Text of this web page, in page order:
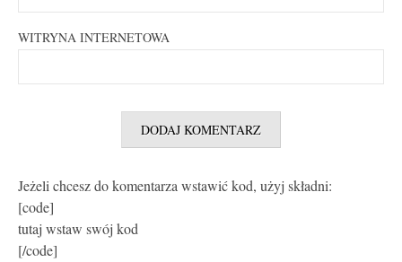
WITRYNA INTERNETOWA
Jeżeli chcesz do komentarza wstawić kod, użyj składni:
[code]
tutaj wstaw swój kod
[/code]